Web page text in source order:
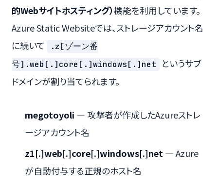
的Webサイトホスティング）機能を利用しています。
Azure Static Websiteでは、ストレージアカウント名
に続いて
.z[ゾーン番
号].web[.]core[.]windows[.]net
というサブ
ドメインが割り当てられます。
megotoyoli — 攻撃者が作成したAzureストレ
ージアカウント名
z1[.]web[.]core[.]windows[.]net — Azure
が自動付与する正規のホスト名